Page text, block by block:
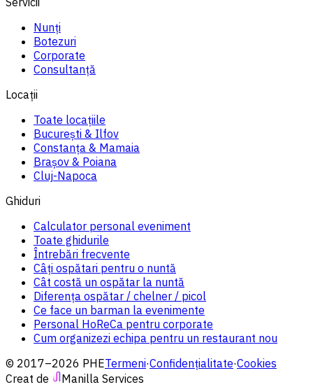
Nunți
Botezuri
Corporate
Consultanță
Locații
Toate locațiile
București & Ilfov
Constanța & Mamaia
Brașov & Poiana
Cluj-Napoca
Ghiduri
Calculator personal eveniment
Toate ghidurile
Întrebări frecvente
Câți ospătari pentru o nuntă
Cât costă un ospătar la nuntă
Diferența ospătar / chelner / picol
Ce face un barman la evenimente
Personal HoReCa pentru corporate
Cum organizezi echipa pentru un restaurant nou
© 2017–2026 PHETermeni·Confidențialitate·Cookies
Creat de
Manilla Services